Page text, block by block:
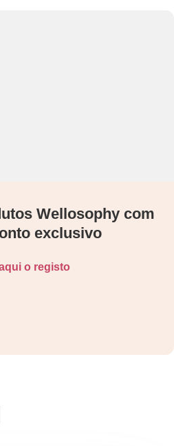
Wellosophy com
exclusivo
o registo